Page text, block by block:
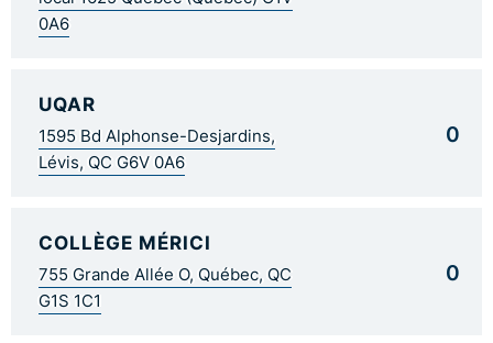
0A6
UQAR
1595 Bd Alphonse-Desjardins,
Lévis, QC G6V 0A6
0
COLLÈGE MÉRICI
755 Grande Allée O, Québec, QC
G1S 1C1
0